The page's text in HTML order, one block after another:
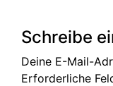
Schreibe
Deine E-Mail-
Erforderliche